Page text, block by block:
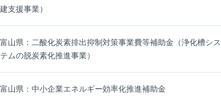
建支援事業）
富山県：二酸化炭素排出抑制対策事業費等補助金（浄化槽シス
テムの脱炭素化推進事業）
富山県：中小企業エネルギー効率化推進補助金